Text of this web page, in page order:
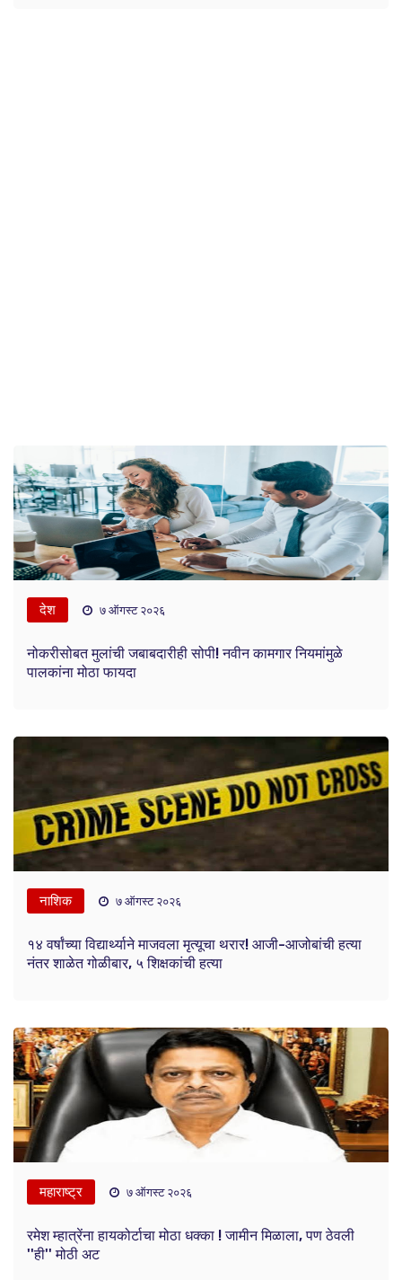
देश ७ ऑगस्ट २०२६
नोकरीसोबत मुलांची जबाबदारीही सोपी! नवीन कामगार नियमांमुळे
पालकांना मोठा फायदा
नाशिक ७ ऑगस्ट २०२६
१४ वर्षांच्या विद्यार्थ्याने माजवला मृत्यूचा थरार! आजी-आजोबांची हत्या
नंतर शाळेत गोळीबार, ५ शिक्षकांची हत्या
महाराष्ट्र ७ ऑगस्ट २०२६
रमेश म्हात्रेंना हायकोर्टाचा मोठा धक्का ! जामीन मिळाला, पण ठेवली
''ही'' मोठी अट